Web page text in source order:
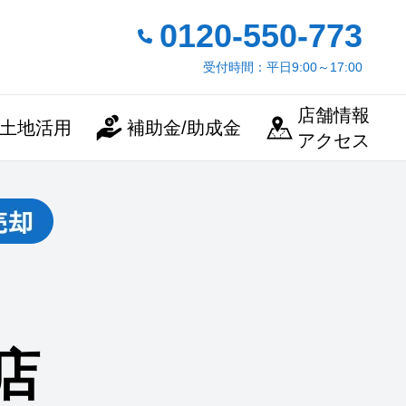
0120-550-773
受付時間：平日9:00～17:00
地活用 補助金/助成金
店舗情報
アクセス